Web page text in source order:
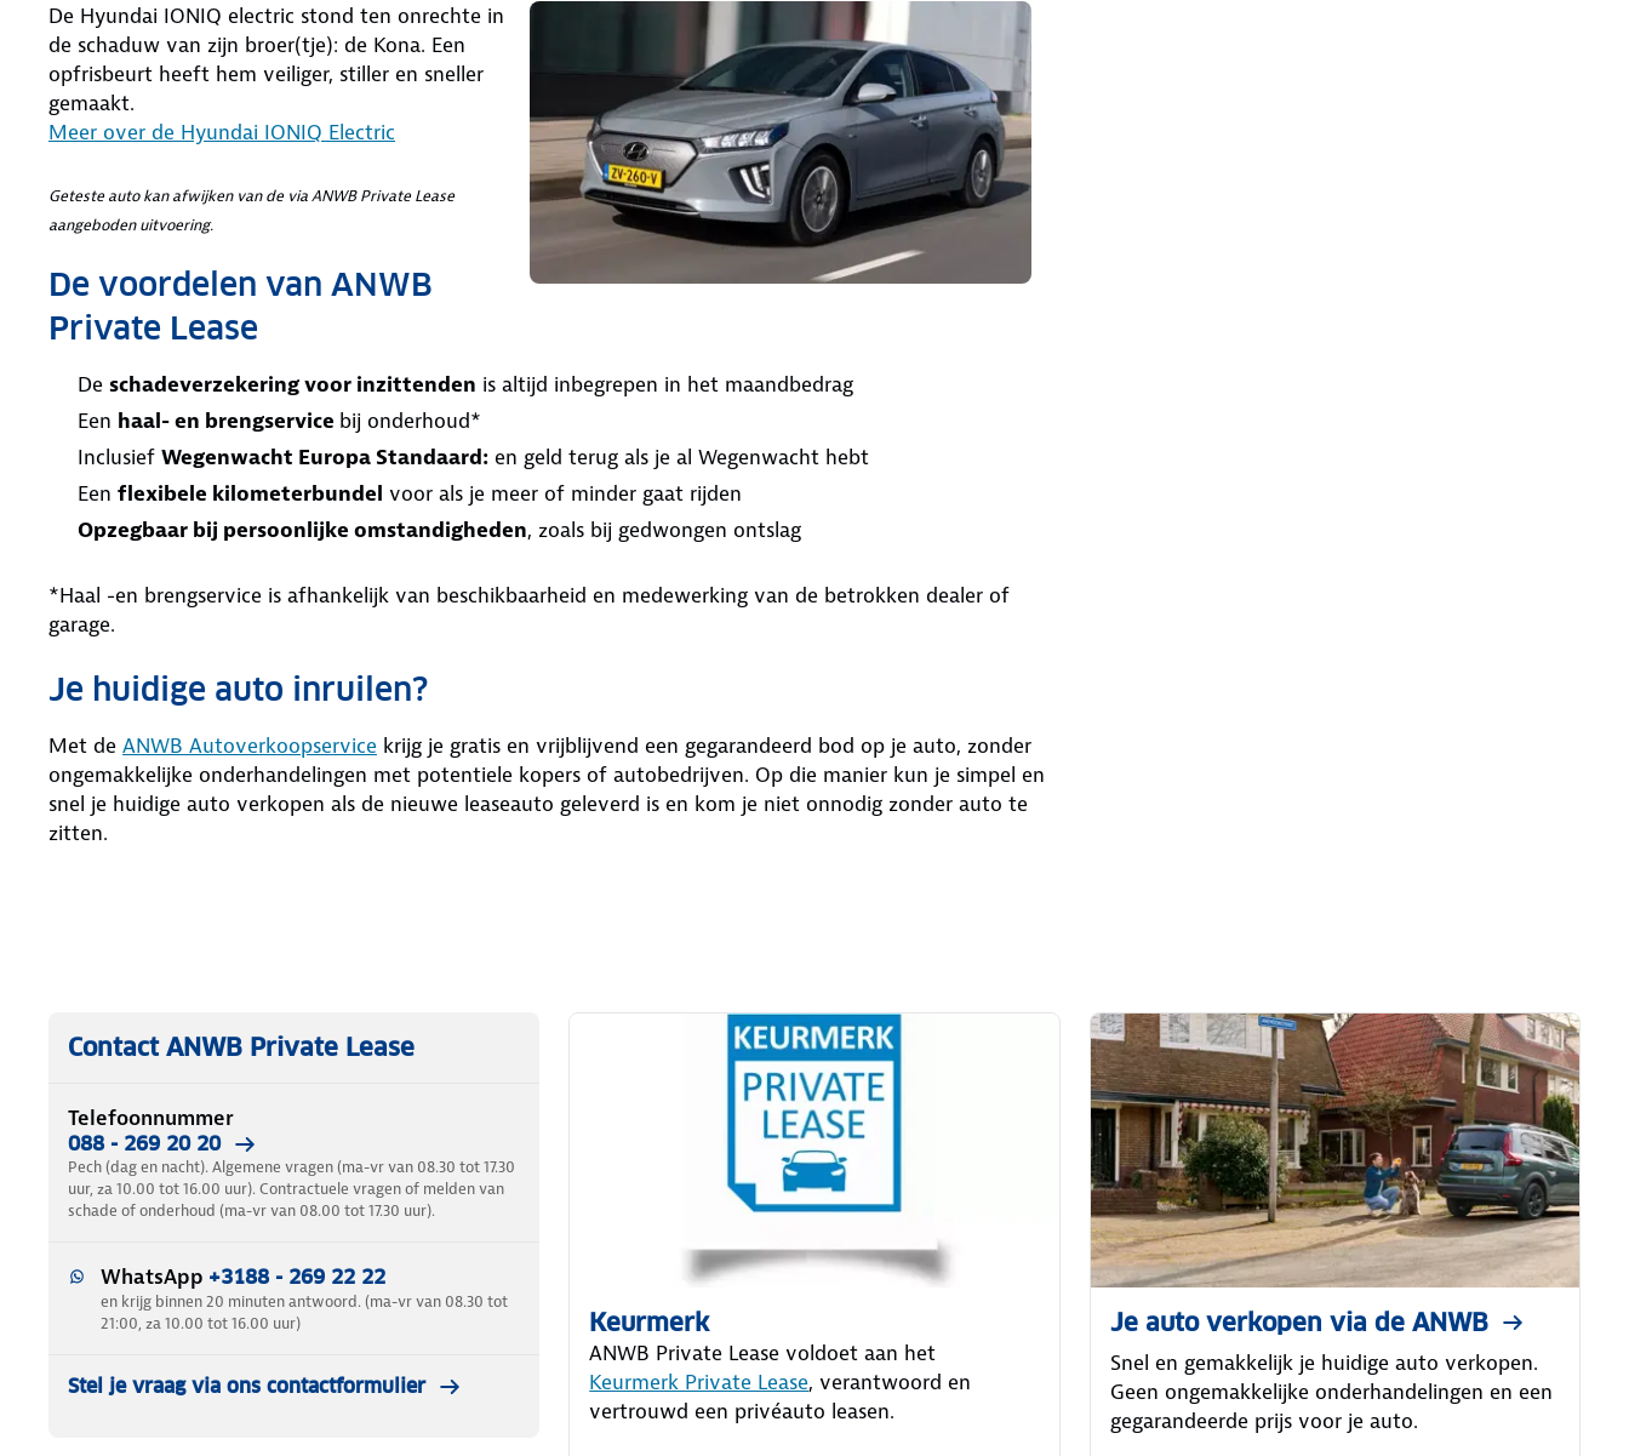
De Hyundai IONIQ electric stond ten onrechte in
de schaduw van zijn broer(tje): de Kona. Een
opfrisbeurt heeft hem veiliger, stiller en sneller
gemaakt.
Meer over de Hyundai IONIQ Electric
Geteste auto kan afwijken van de via ANWB Private Lease
aangeboden uitvoering.
De voordelen van ANWB
Private Lease
De schadeverzekering voor inzittenden is altijd inbegrepen in het maandbedrag
Een haal- en brengservice bij onderhoud*
Inclusief Wegenwacht Europa Standaard: en geld terug als je al Wegenwacht hebt
Een flexibele kilometerbundel voor als je meer of minder gaat rijden
Opzegbaar bij persoonlijke omstandigheden, zoals bij gedwongen ontslag
*Haal -en brengservice is afhankelijk van beschikbaarheid en medewerking van de betrokken dealer of
garage.
Je huidige auto inruilen?
Met de ANWB Autoverkoopservice krijg je gratis en vrijblijvend een gegarandeerd bod op je auto, zonder
ongemakkelijke onderhandelingen met potentiele kopers of autobedrijven. Op die manier kun je simpel en
snel je huidige auto verkopen als de nieuwe leaseauto geleverd is en kom je niet onnodig zonder auto te
zitten.
Contact ANWB Private Lease
Telefoonnummer
088 - 269 20 20
Pech (dag en nacht). Algemene vragen (ma-vr van 08.30 tot 17.30
uur, za 10.00 tot 16.00 uur). Contractuele vragen of melden van
schade of onderhoud (ma-vr van 08.00 tot 17.30 uur).
WhatsApp +3188 - 269 22 22
en krijg binnen 20 minuten antwoord. (ma-vr van 08.30 tot
21:00, za 10.00 tot 16.00 uur)
Stel je vraag via ons contactformulier
Keurmerk
ANWB Private Lease voldoet aan het
Keurmerk Private Lease, verantwoord en
vertrouwd een privéauto leasen.
Je auto verkopen via de ANWB
Snel en gemakkelijk je huidige auto verkopen.
Geen ongemakkelijke onderhandelingen en een
gegarandeerde prijs voor je auto.